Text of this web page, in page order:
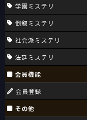
学園ミステリ
倒叙ミステリ
社会派ミステリ
法廷ミステリ
会員機能
会員登録
その他